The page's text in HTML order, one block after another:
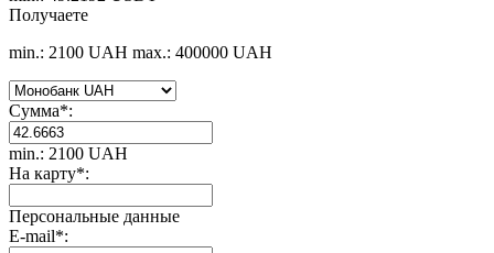
Получаете
min.: 2100 UAH max.: 400000 UAH
Сумма*:
min.: 2100 UAH
На карту*:
Персональные данные
E-mail*: